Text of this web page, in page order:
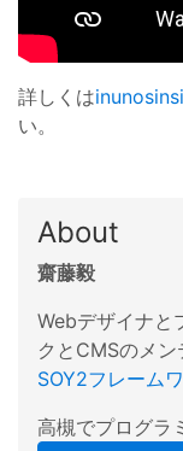
詳しくは
い。
About
齋藤毅
Webデザイナと
クとCMSのメン
SOY2フレーム
高槻でプログラ